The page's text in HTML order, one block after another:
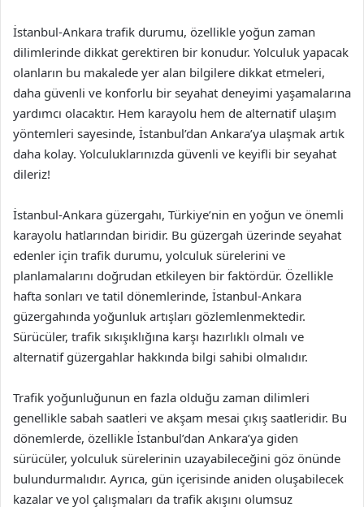
İstanbul-Ankara trafik durumu, özellikle yoğun zaman
dilimlerinde dikkat gerektiren bir konudur. Yolculuk yapacak
olanların bu makalede yer alan bilgilere dikkat etmeleri,
daha güvenli ve konforlu bir seyahat deneyimi yaşamalarına
yardımcı olacaktır. Hem karayolu hem de alternatif ulaşım
yöntemleri sayesinde, İstanbul’dan Ankara’ya ulaşmak artık
daha kolay. Yolculuklarınızda güvenli ve keyifli bir seyahat
dileriz!
İstanbul-Ankara güzergahı, Türkiye’nin en yoğun ve önemli
karayolu hatlarından biridir. Bu güzergah üzerinde seyahat
edenler için trafik durumu, yolculuk sürelerini ve
planlamalarını doğrudan etkileyen bir faktördür. Özellikle
hafta sonları ve tatil dönemlerinde, İstanbul-Ankara
güzergahında yoğunluk artışları gözlemlenmektedir.
Sürücüler, trafik sıkışıklığına karşı hazırlıklı olmalı ve
alternatif güzergahlar hakkında bilgi sahibi olmalıdır.
Trafik yoğunluğunun en fazla olduğu zaman dilimleri
genellikle sabah saatleri ve akşam mesai çıkış saatleridir. Bu
dönemlerde, özellikle İstanbul’dan Ankara’ya giden
sürücüler, yolculuk sürelerinin uzayabileceğini göz önünde
bulundurmalıdır. Ayrıca, gün içerisinde aniden oluşabilecek
kazalar ve yol çalışmaları da trafik akışını olumsuz